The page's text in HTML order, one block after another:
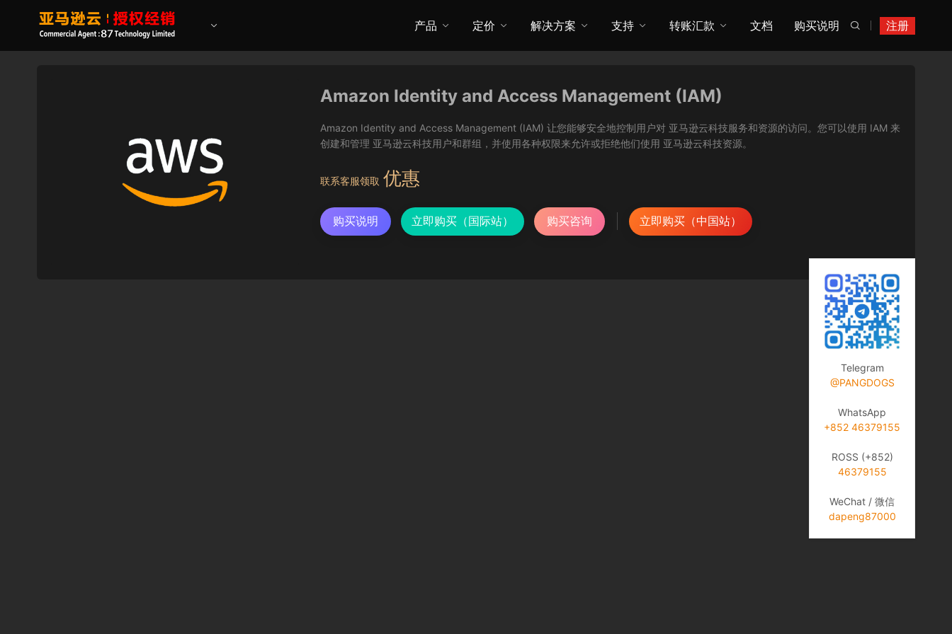
注册

产品 定价 解决方案 支持 转账汇款 文档 购买说明
Amazon Identity and Access Management (IAM)
Amazon Identity and Access Management (IAM) 让您能够安全地控制用户对 亚马逊云科技服务和资源的访问。您可以使用 IAM 来
创建和管理 亚马逊云科技用户和群组，并使用各种权限来允许或拒绝他们使用 亚马逊云科技资源。
联系客服领取 优惠
购买说明 立即购买（国际站） 购买咨询 立即购买（中国站）
Telegram
@PANGDOGS
WhatsApp
+852 46379155
ROSS (+852)
46379155
WeChat / 微信
dapeng87000